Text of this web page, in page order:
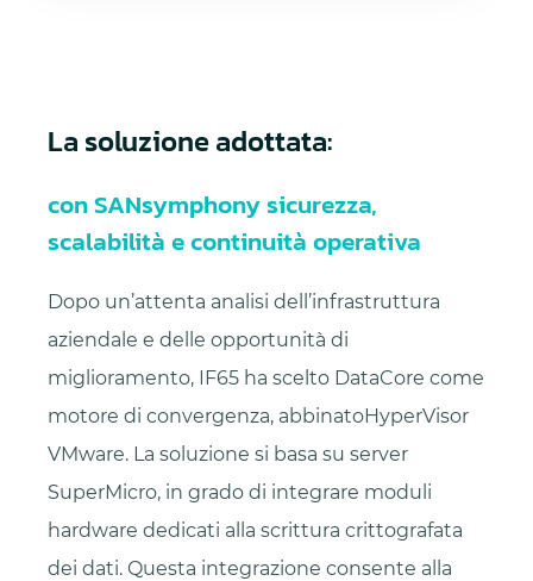
La soluzione adottata:
con SANsymphony sicurezza,
scalabilità e continuità operativa
Dopo un’attenta analisi dell’infrastruttura
aziendale e delle opportunità di
miglioramento, IF65 ha scelto DataCore come
motore di convergenza, abbinatoHyperVisor
VMware. La soluzione si basa su server
SuperMicro, in grado di integrare moduli
hardware dedicati alla scrittura crittografata
dei dati. Questa integrazione consente alla